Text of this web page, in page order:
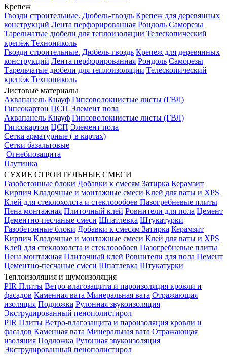
Крепеж
Гвозди строительные. Дюбель-гвоздь Крепеж для деревянных
конструкций Лента перфорированная Рондоль Саморезы
Тарельчатые дюбели для теплоизоляции Телескопический
крепёж Технониколь
Гвозди строительные. Дюбель-гвоздь Крепеж для деревянных
конструкций Лента перфорированная Рондоль Саморезы
Тарельчатые дюбели для теплоизоляции Телескопический
крепёж Технониколь
Листовые материалы
Аквапанель Кнауф Гипсоволокнистые листы (ГВЛ)
Гипсокартон ЦСП Элемент пола
Аквапанель Кнауф Гипсоволокнистые листы (ГВЛ)
Гипсокартон ЦСП Элемент пола
Сетка арматурные ( в картах)
Сетки базальтовые
Огнебиозащита
Паутинка
СУХИЕ СТРОИТЕЛЬНЫЕ СМЕСИ
Газобетонные блоки Добавки к смесям Затирка Керамзит
Кирпич Кладочные и монтажные смеси Клей для ваты и XPS
Клей для стеклохолста и стеклоообоев Пазогребневые плиты
Пена монтажная Плиточный клей Ровнители для пола Цемент
Цементно-песчаные смеси Шпатлевка Штукатурки
Газобетонные блоки Добавки к смесям Затирка Керамзит
Кирпич Кладочные и монтажные смеси Клей для ваты и XPS
Клей для стеклохолста и стеклоообоев Пазогребневые плиты
Пена монтажная Плиточный клей Ровнители для пола Цемент
Цементно-песчаные смеси Шпатлевка Штукатурки
Теплоизоляция и шумоизоляция
PIR Плиты Ветро-влагозащита и пароизоляция кровли и
фасадов Каменная вата Минеральная вата Отражающая
изоляция Подложка Рулонная звукоизоляция
Экструдированный пенополистирол
PIR Плиты Ветро-влагозащита и пароизоляция кровли и
фасадов Каменная вата Минеральная вата Отражающая
изоляция Подложка Рулонная звукоизоляция
Экструдированный пенополистирол